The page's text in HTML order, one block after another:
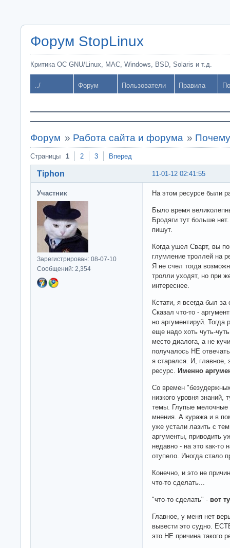
Форум StopLinux
Критика ОС GNU/Linux, MAC, Windows, BSD, Solaris и т.д.
../ Форум Пользователи Правила
Форум » Работа сайта и форума »
Страницы 1 2 3 Вперед
11-01-12 02:41:55
Tiphon
Участник
Зарегистрирован: 08-07-10
Сообщений: 2,354
На этом ресурсе были
Было время
Бродяги тут больше
пишут.
Когда ушел Сварт, вы
глумление троллей на
Я не счел тогда
тролли уходят, но при
интереснее.
Кстати, я всегда был
Сказал что-то -
но аргументируй. Тогда
еще надо хоть чуть-
место диалога, а не
получалось НЕ
я старался. И, главное,
ресурс.
Именно
Со времен
низкого уровня знаний,
темы. Глупые мелочные
мнения. А куража и в
уже устали лазить с
аргументы, приводить
недавно - на это как-то
отупело. Иногда стало
Конечно, и это не
что-то сделать...
"что-то сделать" - вот
Главное, у меня нет
вывести это судно.
это НЕ причина такого